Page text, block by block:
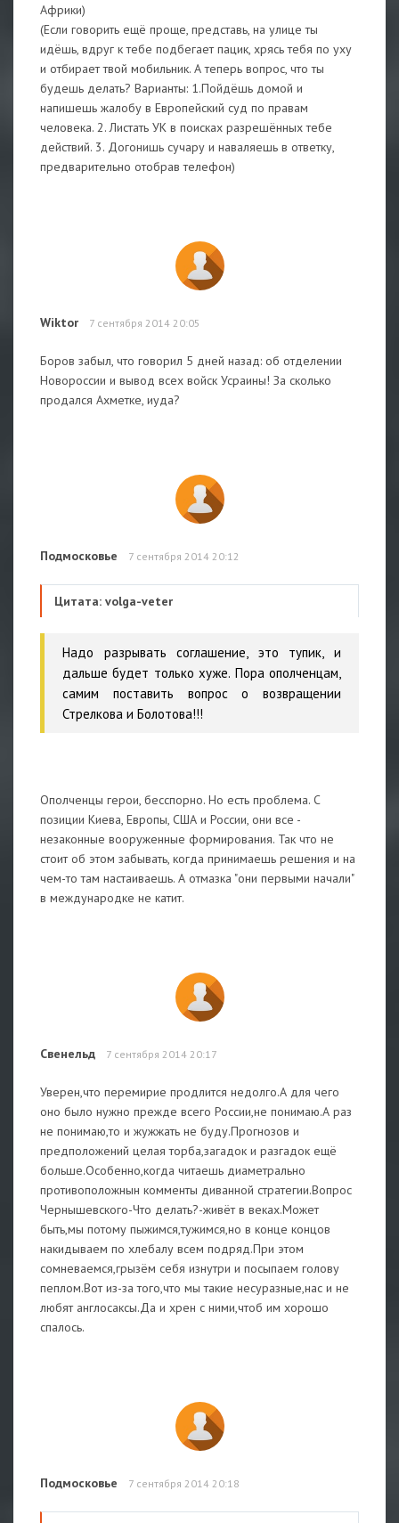
Африки)
(Если говорить ещё проще, представь, на улице ты
идёшь, вдруг к тебе подбегает пацик, хрясь тебя по уху
и отбирает твой мобильник. А теперь вопрос, что ты
будешь делать? Варианты: 1.Пойдёшь домой и
напишешь жалобу в Европейский суд по правам
человека. 2. Листать УК в поисках разрешённых тебе
действий. 3. Догонишь сучару и наваляешь в ответку,
предварительно отобрав телефон)
Wiktor 7 сентября 2014 20:05
Боров забыл, что говорил 5 дней назад: об отделении
Новороссии и вывод всех войск Усраины! За сколько
продался Ахметке, иуда?
Подмосковье 7 сентября 2014 20:12
Цитата: volga-veter
Надо разрывать соглашение, это тупик, и
дальше будет только хуже. Пора ополченцам,
самим поставить вопрос о возвращении
Стрелкова и Болотова!!!
Ополченцы герои, бесспорно. Но есть проблема. С
позиции Киева, Европы, США и России, они все -
незаконные вооруженные формирования. Так что не
стоит об этом забывать, когда принимаешь решения и на
чем-то там настаиваешь. А отмазка "они первыми начали"
в международке не катит.
Свенельд 7 сентября 2014 20:17
Уверен,что перемирие продлится недолго.А для чего
оно было нужно прежде всего России,не понимаю.А раз
не понимаю,то и жужжать не буду.Прогнозов и
предположений целая торба,загадок и разгадок ещё
больше.Особенно,когда читаешь диаметрально
противоположнын комменты диванной стратегии.Вопрос
Чернышевского-Что делать?-живёт в веках.Может
быть,мы потому пыжимся,тужимся,но в конце концов
накидываем по хлебалу всем подряд.При этом
сомневаемся,грызём себя изнутри и посыпаем голову
пеплом.Вот из-за того,что мы такие несуразные,нас и не
любят англосаксы.Да и хрен с ними,чтоб им хорошо
спалось.
Подмосковье 7 сентября 2014 20:18